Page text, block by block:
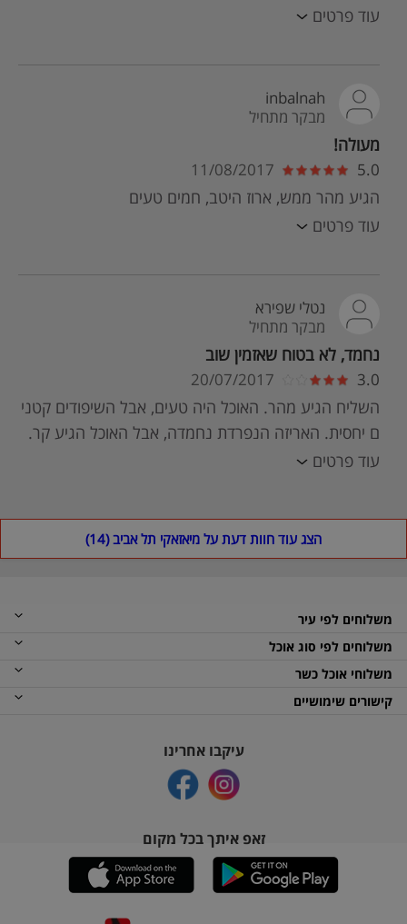
עוד פרטים
inbalnah
מבקר מתחיל
מעולה!
5.0
11/08/2017
הגיע מהר ממש, ארוז היטב, חמים טעים
עוד פרטים
נטלי שפירא
מבקר מתחיל
נחמד, לא בטוח שאזמין שוב
3.0
20/07/2017
השליח הגיע מהר. האוכל היה טעים, אבל השיפודים קטני
ם יחסית. האריזה הנפרדת נחמדה, אבל האוכל הגיע קר.
עוד פרטים
הצג עוד חוות דעת על מיאזאקי תל אביב (14)
משלוחים לפי עיר
משלוחים לפי סוג אוכל
משלוחי אוכל כשר
קישורים שימושיים
עיקבו אחרינו
זאפ איתך בכל מקום